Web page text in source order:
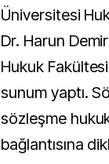
Üniversitesi
Dr. Harun
Hukuk
sunum yaptı.
sözleşme
bağlantısına